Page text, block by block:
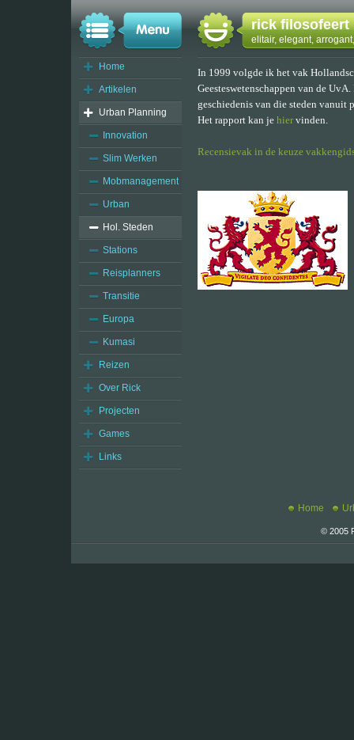
rick filosofeert
elitair, elegant,
Home
Artikelen
Urban Planning
Innovation
Slim Werken
Mobmanagement
Urban
Hol. Steden
Stations
Reisplanners
Transitie
Europa
Kumasi
Reizen
Over Rick
Projecten
Games
Links
In 1999 volgde ik het vak
Geesteswetenschappen van de
geschiedenis van die steden vanuit
Het rapport kan je hier vinden.
Recensievak in de keuze
Home
© 2005